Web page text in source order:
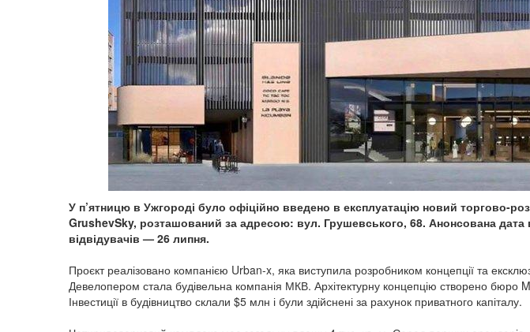
У п’ятницю в Ужгороді було офіційно введено в експлуатацію новий торгово-
GrushevSky, розташований за адресою: вул. Грушевського, 68. Анонсована дата
відвідувачів — 26 липня.
Проєкт реалізовано компанією Urban-x, яка виступила розробником концепції та
Девелопером стала будівельна компанія МКВ. Архітектурну концепцію створено бюро
Інвестиції в будівництво склали $5 млн і були здійснені за рахунок приватного капіталу.